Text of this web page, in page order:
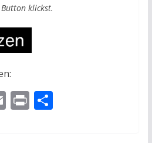
klickst.
E PrT